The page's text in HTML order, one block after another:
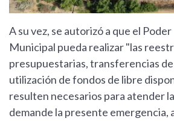
A su vez, se autorizó a que el
Municipal pueda realizar "las
presupuestarias, transferencias
utilización de fondos de libre
resulten necesarios para atender
demande la presente emergencia,